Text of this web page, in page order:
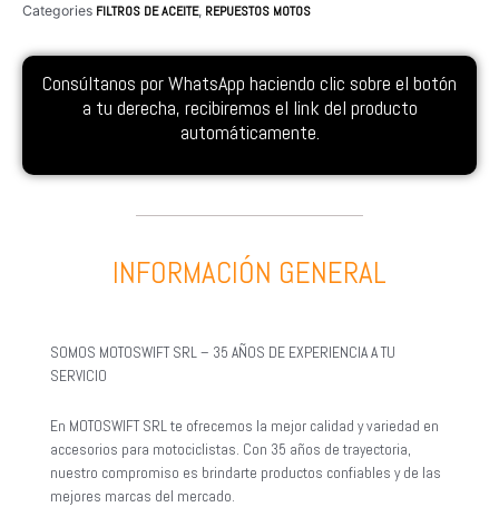
Categories FILTROS DE ACEITE, REPUESTOS MOTOS
Consúltanos por WhatsApp haciendo clic sobre el botón
a tu derecha, recibiremos el link del producto
automáticamente.
INFORMACIÓN GENERAL
SOMOS MOTOSWIFT SRL – 35 AÑOS DE EXPERIENCIA A TU
SERVICIO
En MOTOSWIFT SRL te ofrecemos la mejor calidad y variedad en
accesorios para motociclistas. Con 35 años de trayectoria,
nuestro compromiso es brindarte productos confiables y de las
mejores marcas del mercado.